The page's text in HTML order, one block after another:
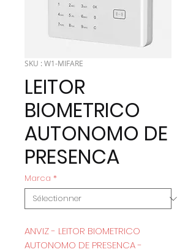
SKU : W1-MIFARE
LEITOR
BIOMETRICO
AUTONOMO DE
PRESENCA
Marca *
ANVIZ - LEITOR BIOMETRICO
AUTONOMO DE PRESENCA -